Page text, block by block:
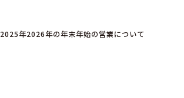
2025年2026年の年末年始の営業について